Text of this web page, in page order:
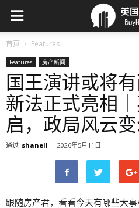
首页 Features
Features 房产新闻
国王演讲或将
新法正式亮相
启，政局风云
通过 shanell - 2026年5月11日
跟随房产君，看看今天有哪些大事